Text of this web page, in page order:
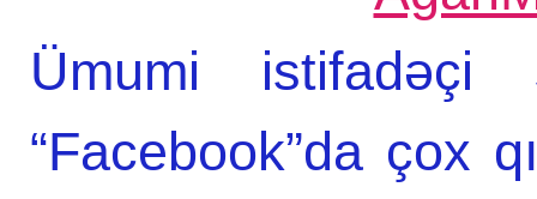
Ümumi
“Facebook”da çox